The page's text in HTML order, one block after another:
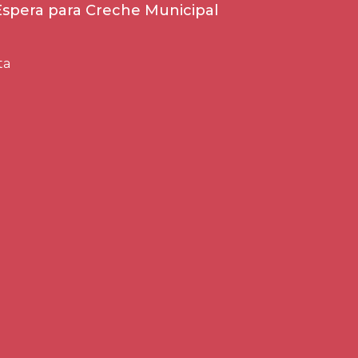
para Creche Municipal